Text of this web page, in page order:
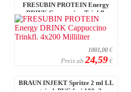
FRESUBIN PROTEIN Energy
DRINK Cappuccino Trinkfl.
4x200 Millilit ...
1001,00 €
Preis ab 24,59 €
BRAUN INJEKT Spritze 2 ml LL